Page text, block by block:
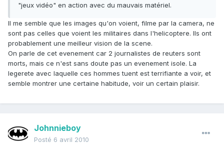
"jeux vidéo" en action avec du mauvais matériel.
Il me semble que les images qu'on voient, filme par la camera, ne
sont pas celles que voient les militaires dans l'helicoptere. Ils ont
probablement une meilleur vision de la scene.
On parle de cet evenement car 2 journalistes de reuters sont
morts, mais ce n'est sans doute pas un evenement isole. La
legerete avec laquelle ces hommes tuent est terrifiante a voir, et
semble montrer une certaine habitude, voir un certain plaisir.
Johnnieboy
Posté 6 avril 2010